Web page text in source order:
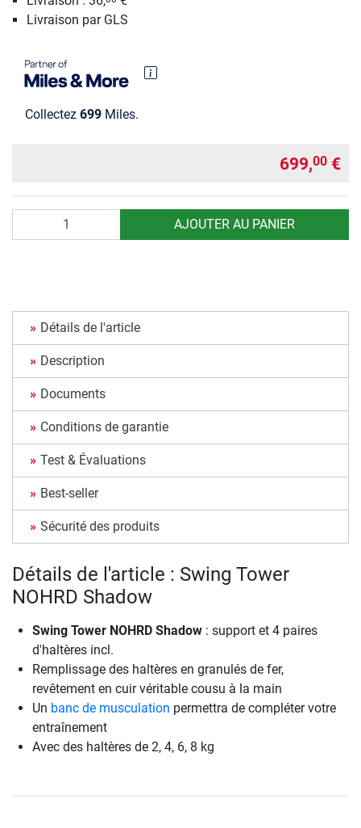
Livraison par GLS
Collectez 699 Miles.
699,00 €
AJOUTER AU PANIER
Détails de l'article
Description
Documents
Conditions de garantie
Test & Évaluations
Best-seller
Sécurité des produits
Détails de l'article : Swing Tower
NOHRD Shadow
Swing Tower NOHRD Shadow : support et 4 paires
d'haltères incl.
Remplissage des haltères en granulés de fer,
revêtement en cuir véritable cousu à la main
Un banc de musculation permettra de compléter votre
entraînement
Avec des haltères de 2, 4, 6, 8 kg